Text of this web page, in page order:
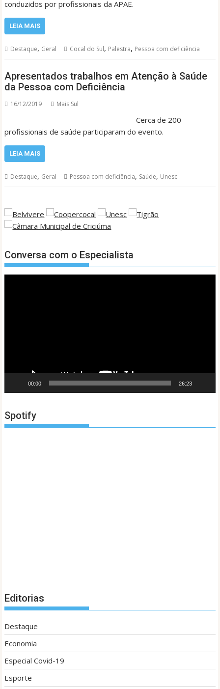
conduzidos por profissionais da APAE.
LEIA MAIS
Destaque, Geral Cocal do Sul, Palestra, Pessoa com deficiência
Apresentados trabalhos em Atenção à Saúde
da Pessoa com Deficiência
16/12/2019 Mais Sul
Cerca de 200
profissionais de saúde participaram do evento.
LEIA MAIS
Destaque, Geral Pessoa com deficiência, Saúde, Unesc
Conversa com o Especialista
00:00 26:23
Spotify
Editorias
Destaque
Economia
Especial Covid-19
Esporte